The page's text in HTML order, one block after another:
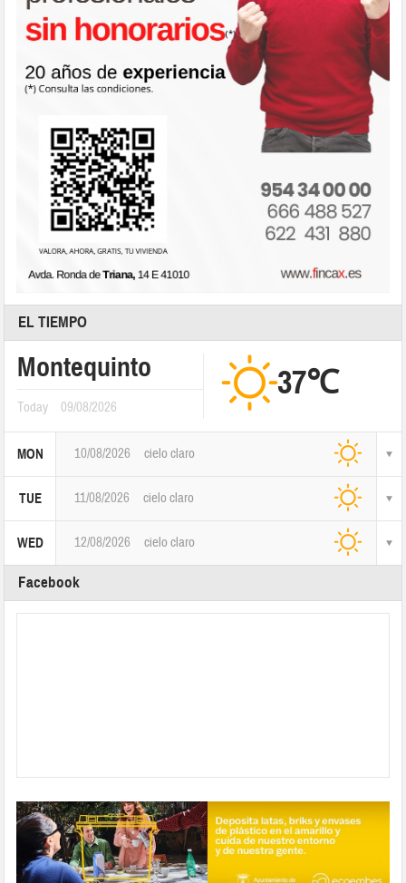
EL TIEMPO
Montequinto
Today 09/08/2026
37℃
MON 10/08/2026 cielo claro
TUE 11/08/2026 cielo claro
WED 12/08/2026 cielo claro
Facebook